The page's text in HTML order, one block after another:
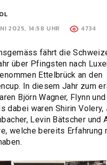
2025, 14:58 UHR
4734
fährt die
über Pfingsten nach
Ettelbrück an den
In diesem Jahr zum
Björn Wagner, Flynn
dabei waren Shirin Volery,
Levin Bätscher und
welche bereits Erfahrung